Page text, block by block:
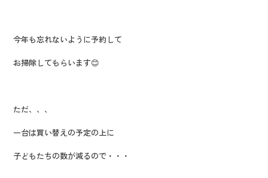
今年も忘れないように予約して
お掃除してもらいます😊
ただ、、、
一台は買い替えの予定の上に
子どもたちの数が減るので・・・